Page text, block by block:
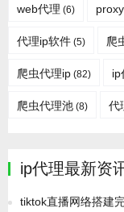
web代理 (6)
代理ip软件 (5) 爬
爬虫代理ip (82) ip
爬虫代理池 (8) 代
ip代理最新资
tiktok直播网络搭建